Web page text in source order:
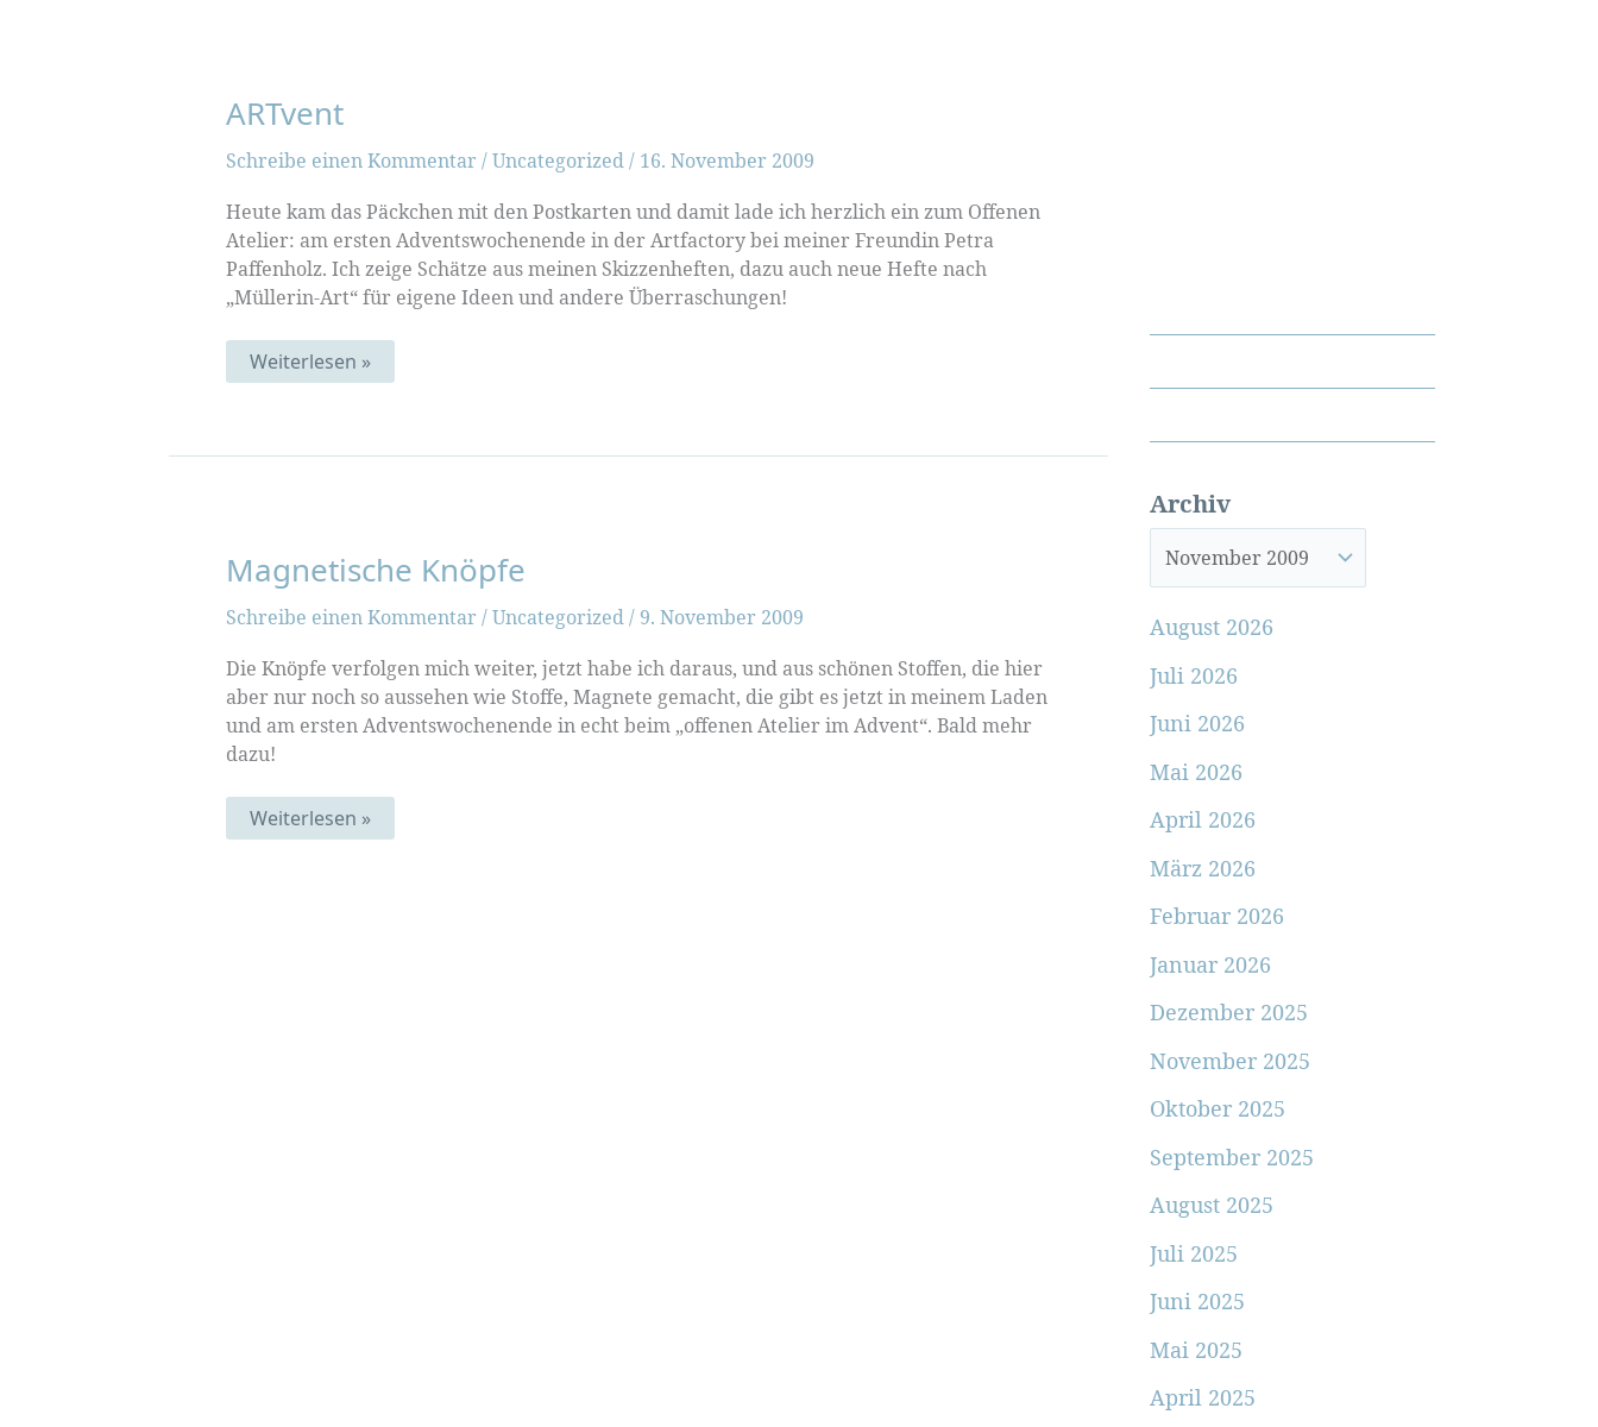
ARTvent
Schreibe einen Kommentar /Uncategorized/ 16. November 2009
Heute kam das Päckchen mit den Postkarten und damit lade ich herzlich ein zum Offenen
Atelier: am ersten Adventswochenende in der Artfactory bei meiner Freundin Petra
Paffenholz. Ich zeige Schätze aus meinen Skizzenheften, dazu auch neue Hefte nach
„Müllerin-Art“ für eigene Ideen und andere Überraschungen!
ARTvent
Weiterlesen »
Magnetische Knöpfe
Schreibe einen Kommentar /Uncategorized/ 9. November 2009
Die Knöpfe verfolgen mich weiter, jetzt habe ich daraus, und aus schönen Stoffen, die hier
aber nur noch so aussehen wie Stoffe, Magnete gemacht, die gibt es jetzt in meinem Laden
und am ersten Adventswochenende in echt beim „offenen Atelier im Advent“. Bald mehr
dazu!
Magnetische
Knöpfe
Weiterlesen »
Archiv
August 2026
Juli 2026
Juni 2026
Mai 2026
April 2026
März 2026
Februar 2026
Januar 2026
Dezember 2025
November 2025
Oktober 2025
September 2025
August 2025
Juli 2025
Juni 2025
Mai 2025
April 2025